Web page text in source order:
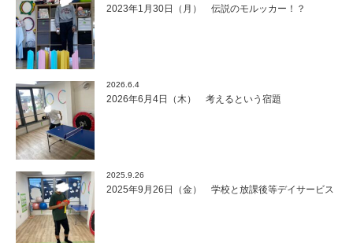
2023年1月30日（月） 伝説のモルッカー！？
2026.6.4
2026年6月4日（木） 考えるという宿題
2025.9.26
2025年9月26日（金） 学校と放課後等デイサービス